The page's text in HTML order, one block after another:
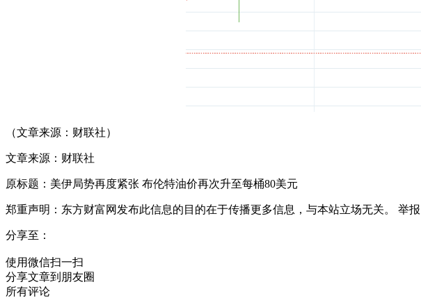
（文章来源：财联社）
文章来源：财联社
原标题：美伊局势再度紧张 布伦特油价再次升至每桶80美元
郑重声明：东方财富网发布此信息的目的在于传播更多信息，与本站立场无关。 举报
分享至：
使用微信扫一扫
分享文章到朋友圈
所有评论